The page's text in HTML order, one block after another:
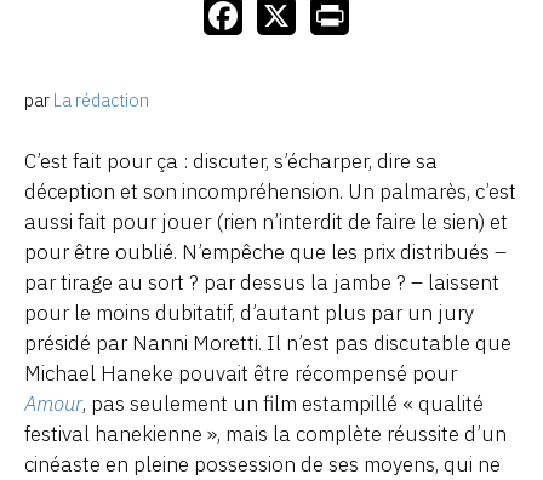
par La rédaction
C’est fait pour ça : discuter, s’écharper, dire sa
déception et son incompréhension. Un palmarès, c’est
aussi fait pour jouer (rien n’interdit de faire le sien) et
pour être oublié. N’empêche que les prix distribués –
par tirage au sort ? par dessus la jambe ? – laissent
pour le moins dubitatif, d’autant plus par un jury
présidé par Nanni Moretti. Il n’est pas discutable que
Michael Haneke pouvait être récompensé pour
Amour, pas seulement un film estampillé « qualité
festival hanekienne », mais la complète réussite d’un
cinéaste en pleine possession de ses moyens, qui ne